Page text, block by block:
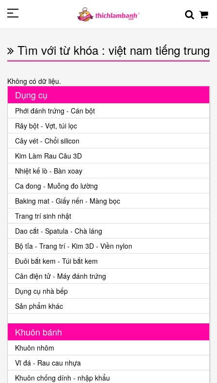
Tìm với từ khóa : việt nam tiếng trung
Không có dữ liệu.
Dụng cụ
Phới đánh trứng - Cán bột
Rây bột - Vợt, túi lọc
Cây vét - Chổi silicon
Kim Làm Rau Câu 3D
Nhiệt kế lò - Bàn xoay
Ca đong - Muỗng đo lường
Baking mat - Giấy nến - Màng bọc
Trang trí sinh nhật
Dao cắt - Spatula - Chà láng
Bộ tỉa - Trang trí - Kim 3D - Viền nylon
Đuôi bắt kem - Túi bắt kem
Cân điện tử - Máy đánh trứng
Dụng cụ nhà bếp
Sản phẩm khác
Khuôn bánh
Khuôn nhôm
Vĩ đá - Rau cau nhựa
Khuôn chống dính - nhập khẩu